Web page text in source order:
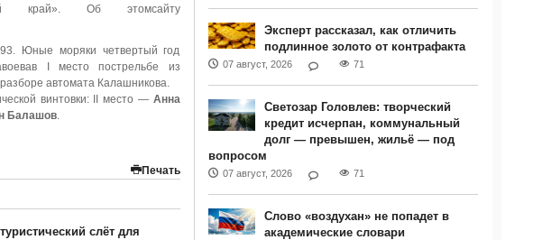
край». Об этомсайту
Юные моряки четвертый год
I место пострельбе из
автомата Калашникова.
винтовки: II место — Анна
Балашов.
Печать
слёт для
Эксперт рассказал, как отличить
подлинное золото от контрафакта
07 август, 2026 71
Светозар Головлев: творческий
кредит исчерпан, коммунальный
долг — превышен, жильё — под
вопросом
07 август, 2026 71
Слово «воздухан» не попадет в
академические словари